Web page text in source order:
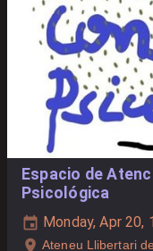
Espacio de
Psicológica
Monday, Apr 20,
Ateneu Llibertari